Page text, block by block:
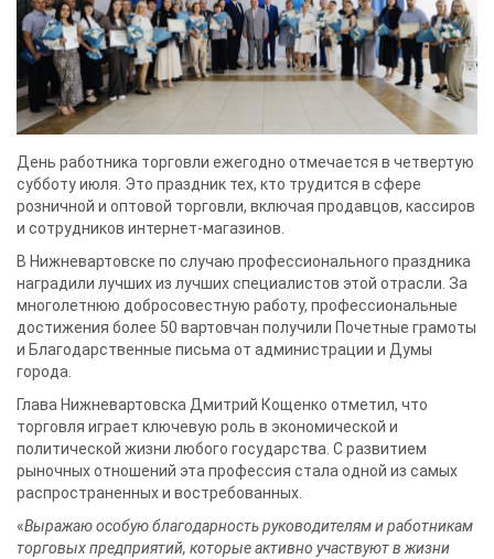
В НИЖНЕВАРТОВСКЕ НАГРАДИЛИ
ЛУЧШИХ РАБОТНИКОВ ТОРГОВЛИ /
ФОТОРЕПОРТАЖ/
День работника торговли ежегодно отмечается в четвертую
субботу июля. Это праздник тех, кто трудится в сфере
розничной и оптовой торговли, включая продавцов, кассиров
и сотрудников интернет-магазинов.
В Нижневартовске по случаю профессионального праздника
наградили лучших из лучших специалистов этой отрасли. За
многолетнюю добросовестную работу, профессиональные
достижения более 50 вартовчан получили Почетные грамоты
и Благодарственные письма от администрации и Думы
города.
Глава Нижневартовска Дмитрий Кощенко отметил, что
торговля играет ключевую роль в экономической и
политической жизни любого государства. С развитием
рыночных отношений эта профессия стала одной из самых
распространенных и востребованных.
«Выражаю особую благодарность руководителям и работникам
торговых предприятий, которые активно участвуют в жизни